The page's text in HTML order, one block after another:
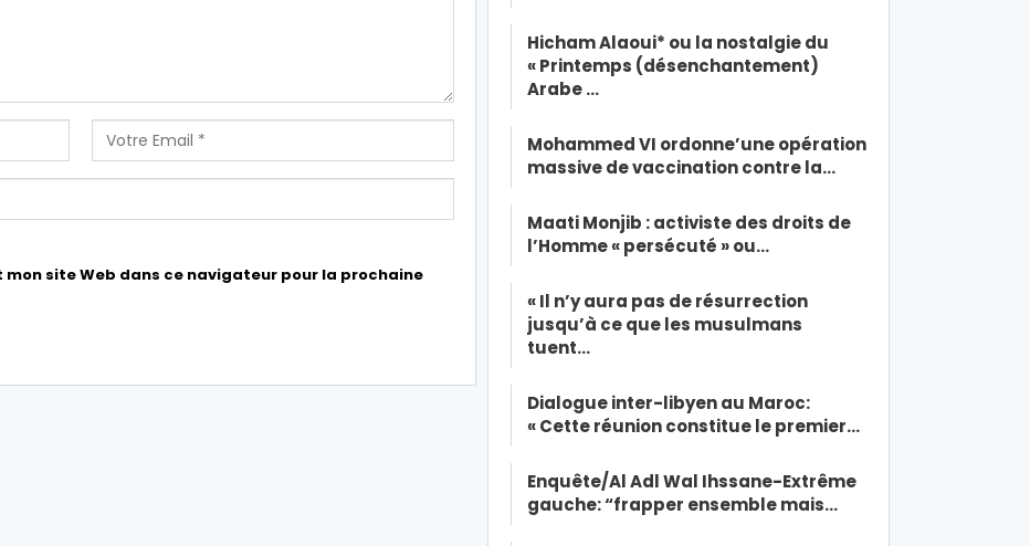
site Web dans ce navigateur pour la prochaine
Hicham Alaoui* ou la nostalgie du
« Printemps (désenchantement)
Arabe …
Mohammed VI ordonne’une opération
massive de vaccination contre la…
Maati Monjib : activiste des droits de
l’Homme « persécuté » ou…
« Il n’y aura pas de résurrection
jusqu’à ce que les musulmans
tuent…
Dialogue inter-libyen au Maroc:
« Cette réunion constitue le premier…
Enquête/Al Adl Wal Ihssane-Extrême
gauche: “frapper ensemble mais…